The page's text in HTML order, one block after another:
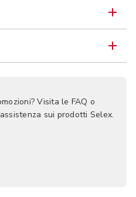
Visita le FAQ o
sui prodotti Selex.